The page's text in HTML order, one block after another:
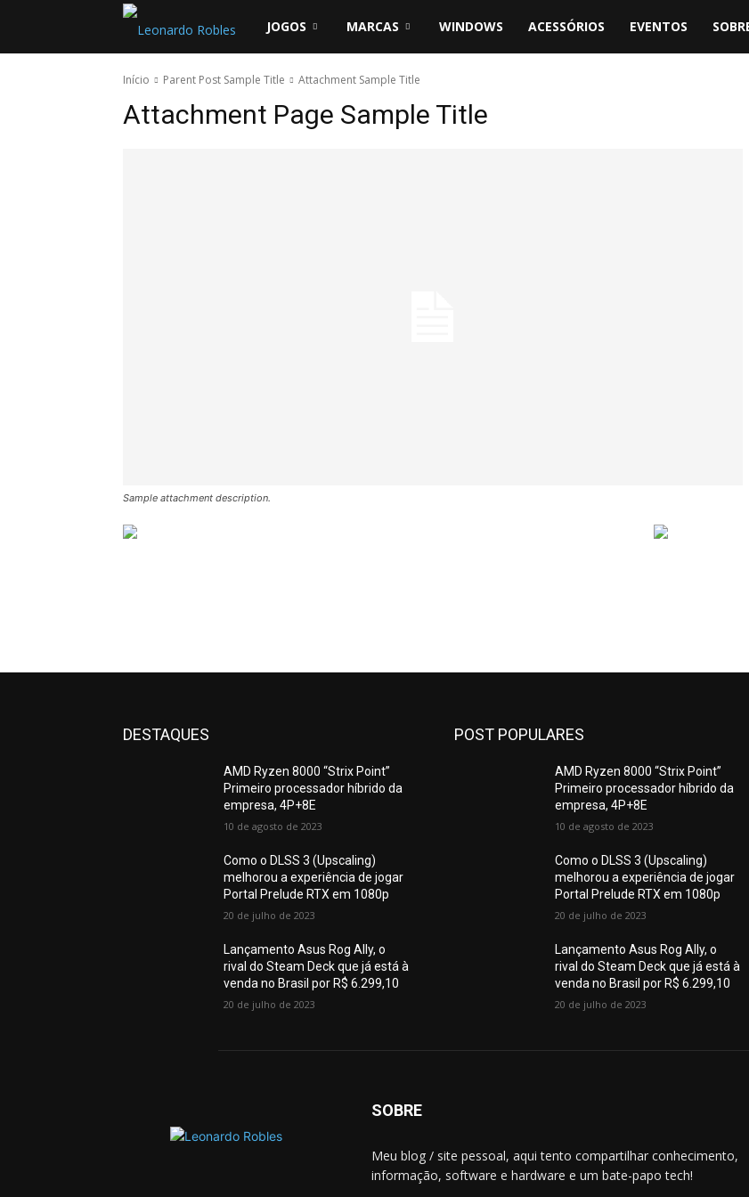
Leonardo
Robles
JOGOS MARCAS WINDOWS ACESSÓRIOS EVENTOS
Início Parent Post Sample Title Attachment Sample Title
Attachment Page Sample Title
Sample attachment description.
DESTAQUES
AMD Ryzen 8000 “Strix Point”
Primeiro processador híbrido da
empresa, 4P+8E
10 de agosto de 2023
Como o DLSS 3 (Upscaling)
melhorou a experiência de jogar
Portal Prelude RTX em 1080p
20 de julho de 2023
Lançamento Asus Rog Ally, o
rival do Steam Deck que já está à
venda no Brasil por R$ 6.299,10
20 de julho de 2023
POST POPULARES
AMD Ryzen 8000 “Strix Point”
Primeiro processador híbrido da
empresa, 4P+8E
10 de agosto de 2023
Como o DLSS 3 (Upscaling)
melhorou a experiência de jogar
Portal Prelude RTX em 1080p
20 de julho de 2023
Lançamento Asus Rog Ally, o
rival do Steam Deck que já está à
venda no Brasil por R$ 6.299,10
20 de julho de 2023
SOBRE
Meu blog / site pessoal, aqui tento compartilhar conhecimento,
informação, software e hardware e um bate-papo tech!